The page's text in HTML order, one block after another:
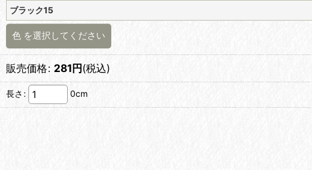
ブラック15
色 を選択してください
販売価格: 281円(税込)
長さ : 0cm